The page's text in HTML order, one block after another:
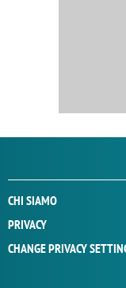
CHI SIAMO
PRIVACY
CHANGE PRIVACY